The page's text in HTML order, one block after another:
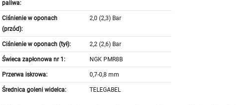
paliwa:
Ciśnienie w oponach
(przód):
2,0 (2,3) Bar
Ciśnienie w oponach (tył): 2,2 (2,6) Bar
Świeca zapłonowa nr 1: NGK PMR8B
Przerwa iskrowa: 0,7-0,8 mm
Średnica goleni widelca: TELEGABEL